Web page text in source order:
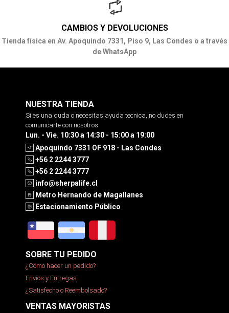
CAMBIOS Y DEVOLUCIONES
Tienda física en Av. Apoquindo 7331, Piso 9, Las Condes o a través
de WhatsApp
NUESTRA TIENDA
Si es una duda o necesitas ayuda tecnica, no dudes en
comunicarte con nosotros
Lun. - Vie. 10:30 a 14:30 - 15:00 a 19:00
Apoquindo 7331 OF 918 - Las Condes
+56 2 2244 3777
+56 2 2244 3777
info@sherpalife.cl
Metro Hernando de Magallanes
Estacionamiento Público
SOBRE TU PEDIDO
¿Cómo hacer un pedido?
Envíos y Entregas
¿Satisfecho o Reembolsado?
VENTAS MAYORISTAS